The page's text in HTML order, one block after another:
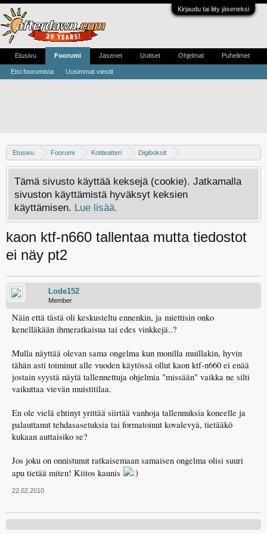
Kirjaudu tai liity jäseneksi
Etusivu Foorumi Kotiteatteri
Digiboksit
Keskustelua antenniverkon digibokseista
Tämä sivusto käyttää keksejä (cookie). Jatkamalla
sivuston käyttämistä hyväksyt keksien
käyttämisen. Lue lisää.
kaon ktf-n660 tallentaa mutta tiedostot
ei näy pt2
Lode152
Member
Näin että tästä oli keskusteltu ennenkin, ja miettisin onko
kenelläkään ihmeratkaisua tai edes vinkkejä..?
Mulla näyttää olevan sama ongelma kun monilla muillakin, hyvin
tähän asti toiminut alle vuoden käytössä ollut kaon ktf-n660 ei enää
jostain syystä näytä tallennettuja ohjelmia "missään" vaikka ne silti
vaikuttaa vievän muistitilaa.
En ole vielä ehtinyt yrittää siirtää vanhoja tallennuksia koneelle ja
palauttanut tehdasasetuksia tai formatoinut kovalevyä, tietääkö
kukaan auttaisiko se?
Jos joku on onnistunut ratkaisemaan samaisen ongelma olisi suuri
apu tietää miten! Kiitos kaunis
22.02.2010
Etusivu Foorumi
Etsi foorumista Uusimmat viestit
Jäsenet Uutiset Ohjelmat Puhelimet